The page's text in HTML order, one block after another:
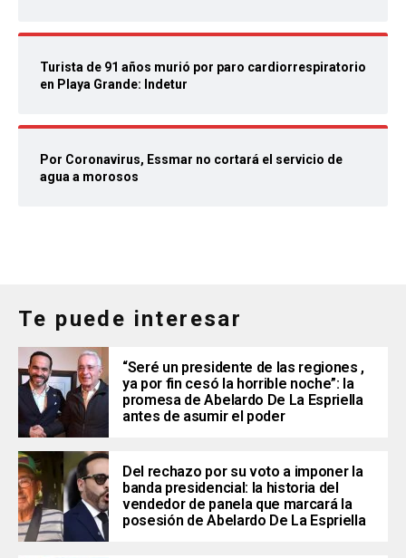
Turista de 91 años murió por paro cardiorrespiratorio
en Playa Grande: Indetur
Por Coronavirus, Essmar no cortará el servicio de
agua a morosos
Te puede interesar
“Seré un presidente de las regiones ,
ya por fin cesó la horrible noche”: la
promesa de Abelardo De La Espriella
antes de asumir el poder
Del rechazo por su voto a imponer la
banda presidencial: la historia del
vendedor de panela que marcará la
posesión de Abelardo De La Espriella